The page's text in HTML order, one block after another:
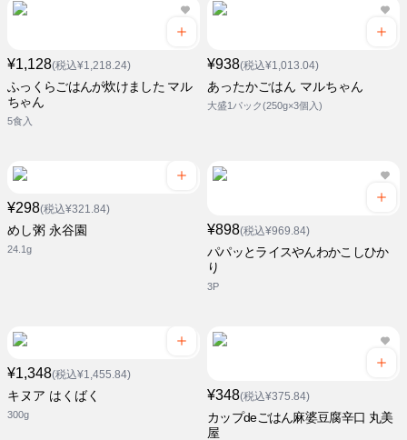
¥1,128(税込¥1,218.24)
ふっくらごはんが炊けました マル
ちゃん
5食入
¥938(税込¥1,013.04)
あったかごはん マルちゃん
大盛1パック(250g×3個入)
¥298(税込¥321.84)
めし粥 永谷園
24.1g
¥898(税込¥969.84)
パパッとライスやんわかこしひか
り
3P
¥1,348(税込¥1,455.84)
キヌア はくばく
300g
¥348(税込¥375.84)
カップdeごはん麻婆豆腐辛口 丸美
屋